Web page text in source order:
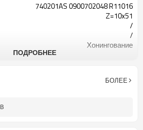
740201AS 0900702048 R11016
Z=10x51
/
/
Хонингование
Дробеструйная обработка
ПОДРОБНЕЕ
БОЛЕЕ